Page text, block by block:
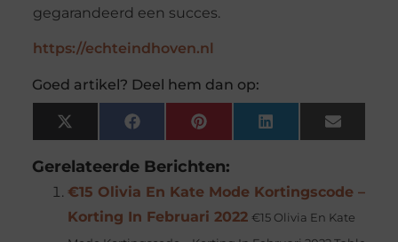
gegarandeerd een succes.
https://echteindhoven.nl
Goed artikel? Deel hem dan op:
X
(Twitter)
FacebookPinterest LinkedIn Email
Gerelateerde Berichten:
€15 Olivia En Kate Mode Kortingscode –
Korting In Februari 2022 €15 Olivia En Kate